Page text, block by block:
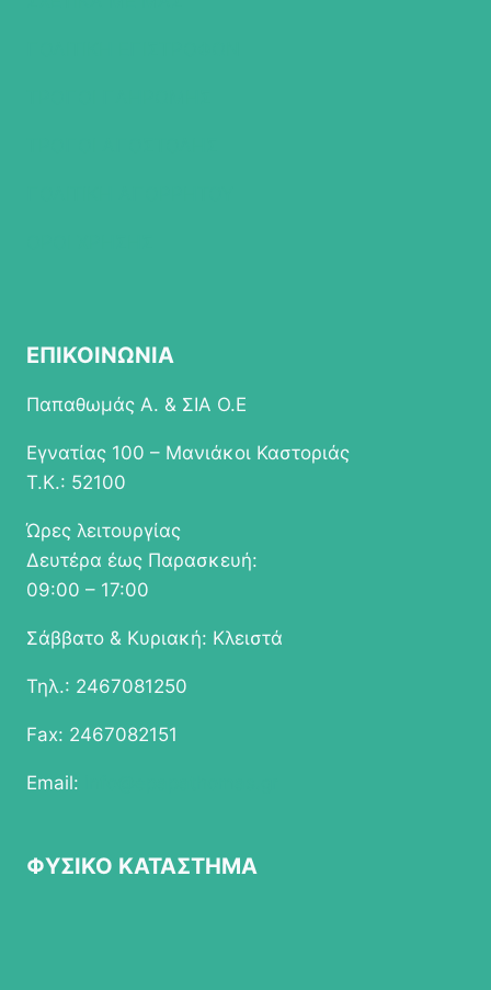
ΕΠΙΚΟΙΝΩΝΙΑ
Παπαθωμάς Α. & ΣΙΑ Ο.Ε
Εγνατίας 100 – Μανιάκοι Καστοριάς
Τ.Κ.: 52100
Ώρες λειτουργίας
Δευτέρα έως Παρασκευή:
09:00 – 17:00
Σάββατο & Κυριακή: Κλειστά
Τηλ.: 2467081250
Fax: 2467082151
Email:
ΦΥΣΙΚΟ ΚΑΤΑΣΤΗΜΑ